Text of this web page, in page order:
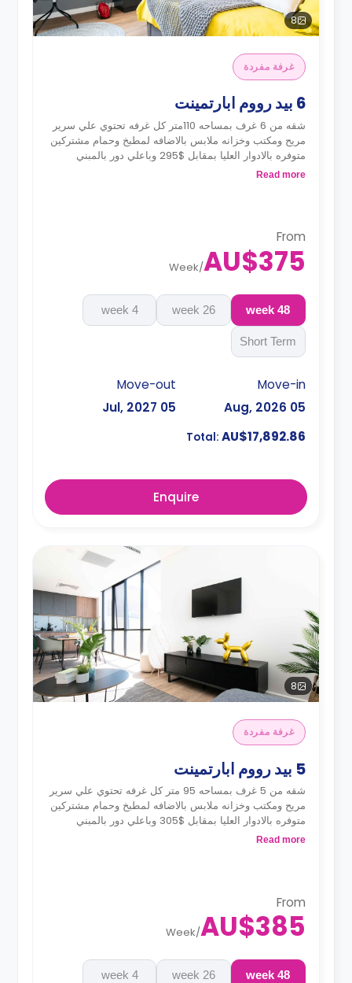
8
غرفة مفردة
6 بيد رووم ابارتمينت
شقه من 6 غرف بمساحه 110متر كل غرفه تحتوي علي سرير
مريح ومكتب وخزانه ملابس بالاضافه لمطبخ وحمام مشتركين
متوفره بالادوار العليا بمقابل $295 وباعلي دور بالمبني
بمقابل $299
Read more
From
AU$375
/
Week
48 week
26 week
4 week
Short Term
Move-in
05 Aug, 2026
Move-out
05 Jul, 2027
Total: AU$17,892.86
Enquire
8
غرفة مفردة
5 بيد رووم ابارتمينت
شقه من 5 غرف بمساحه 95 متر كل غرفه تحتوي علي سرير
مريح ومكتب وخزانه ملابس بالاضافه لمطبخ وحمام مشتركين
متوفره بالادوار العليا بمقابل $305 وباعلي دور بالمبني
بمقابل $309
Read more
From
AU$385
/
Week
48 week
26 week
4 week